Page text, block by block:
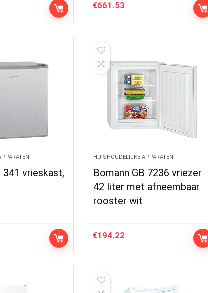
€661.53
341 vrieskast,
HUISHOUDELIJKE APPARATEN
Bomann GB 7236 vriezer
42 liter met afneembaar
rooster wit
€194.22